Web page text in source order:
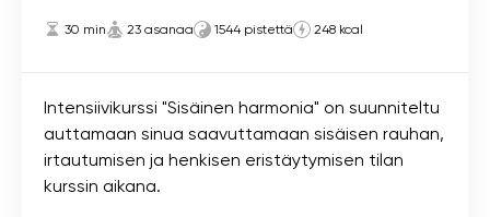
30 min 23 asanaa 1544 pistettä 248 kcal
Intensiivikurssi "Sisäinen harmonia" on suunniteltu
auttamaan sinua saavuttamaan sisäisen rauhan,
irtautumisen ja henkisen eristäytymisen tilan
kurssin aikana.